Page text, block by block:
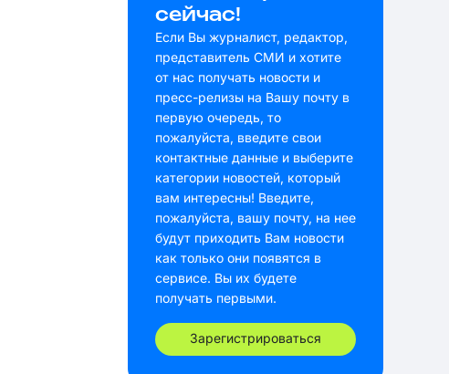
сейчас!
Если Вы журналист, редактор,
представитель СМИ и хотите
от нас получать новости и
пресс-релизы на Вашу почту в
первую очередь, то
пожалуйста, введите свои
контактные данные и выберите
категории новостей, который
вам интересны! Введите,
пожалуйста, вашу почту, на нее
будут приходить Вам новости
как только они появятся в
сервисе. Вы их будете
получать первыми.
Зарегистрироваться